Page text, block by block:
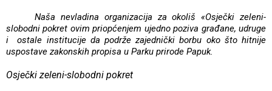
Naša nevladina organizacija za okoliš «Osječki zeleni-
slobodni pokret ovim priopćenjem ujedno poziva građane, udruge
i
ostale institucije da podrže zajednički borbu oko što hitnije
uspostave zakonskih propisa u Parku prirode Papuk.
Osječki zeleni-slobodni pokret